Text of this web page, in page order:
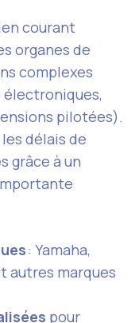
courant
organes de
complexes
électroniques,
pilotées).
délais de
grâce à un
: Yamaha,
autres marques
pour